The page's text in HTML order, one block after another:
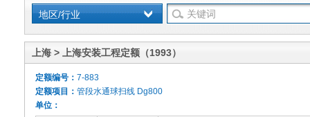
地区/行业
上海 > 上海安装工程定额（1993）
定额编号： 7-883
定额项目： 管段水通球扫线 Dg800
单位：